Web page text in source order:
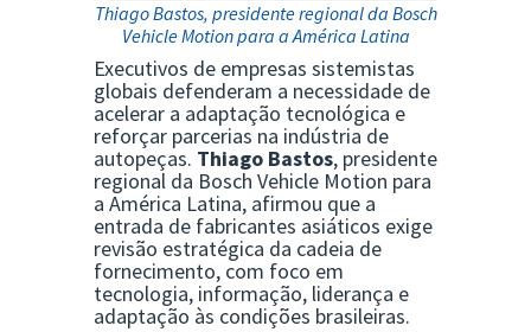
Thiago Bastos, presidente regional da Bosch
Vehicle Motion para a América Latina
Executivos de empresas sistemistas
globais defenderam a necessidade de
acelerar a adaptação tecnológica e
reforçar parcerias na indústria de
autopeças. Thiago Bastos, presidente
regional da Bosch Vehicle Motion para
a América Latina, afirmou que a
entrada de fabricantes asiáticos exige
revisão estratégica da cadeia de
fornecimento, com foco em
tecnologia, informação, liderança e
adaptação às condições brasileiras.